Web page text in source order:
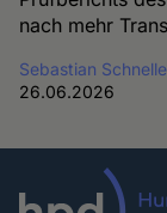
nach mehr
Sebastian Schnelle
26.06.2026